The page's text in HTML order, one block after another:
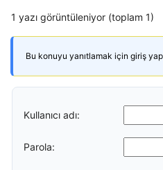
1 yazı görüntüleniyor (toplam 1)
Bu konuyu yanıtlamak için giriş
Kullanıcı adı:
Parola: